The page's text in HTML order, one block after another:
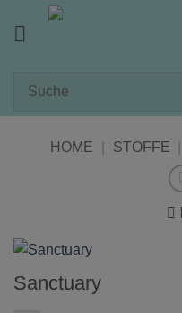
HOME STOFFE
Sanctuary